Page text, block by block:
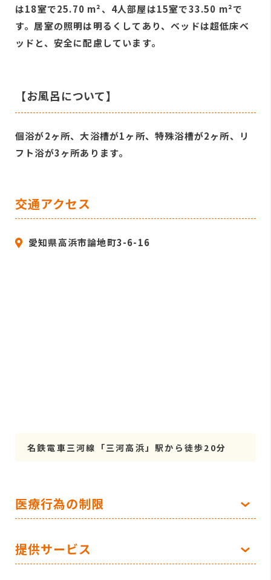
は18室で25.70 m²、4人部屋は15室で33.50 m²で
す。居室の照明は明るくしてあり、ベッドは超低床ベ
ッドと、安全に配慮しています。
【お風呂について】
個浴が2ヶ所、大浴槽が1ヶ所、特殊浴槽が2ヶ所、リ
フト浴が3ヶ所あります。
交通アクセス
愛知県高浜市論地町3-6-16
名鉄電車三河線「三河高浜」駅から徒歩20分
医療行為の制限
提供サービス